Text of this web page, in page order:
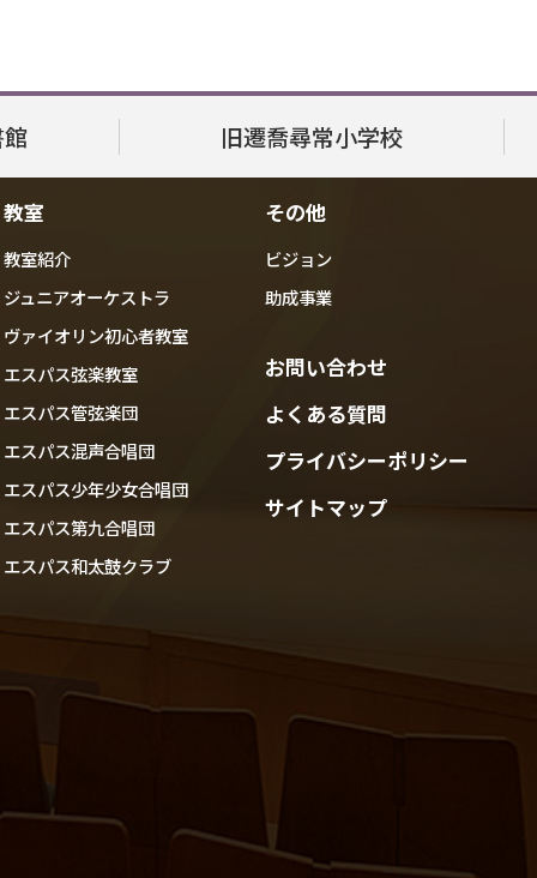
旧遷喬尋常小学校
教室
教室紹介
ジュニアオーケストラ
ヴァイオリン初心者教室
エスパス弦楽教室
エスパス管弦楽団
エスパス混声合唱団
エスパス少年少女合唱団
エスパス第九合唱団
エスパス和太鼓クラブ
その他
ビジョン
助成事業
お問い合わせ
よくある質問
プライバシーポリシー
サイトマップ